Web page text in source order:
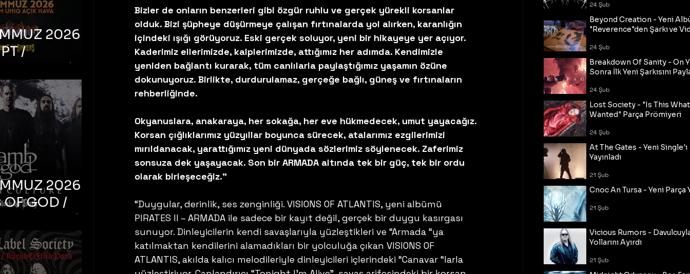
Bizler de onların benzerleri gibi özgür ruhlu ve gerçek yürekli korsanlar
olduk. Bizi şüpheye düşürmeye çalışan fırtınalarda yol alırken, karanlığın
içindeki ışığı görüyoruz. Eski gerçek soluyor, yeni bir hikayeye yer açıyor.
Kaderimiz ellerimizde, kalplerimizde, attığımız her adımda. Kendimizle
yeniden bağlantı kurarak, tüm canlılarla paylaştığımız yaşamın özüne
dokunuyoruz. Birlikte, durdurulamaz, gerçeğe bağlı, güneş ve fırtınaların
rehberliğinde.
Okyanuslara, anakaraya, her sokağa, her eve hükmedecek, umut yayacağız.
Korsan çığlıklarımız yüzyıllar boyunca sürecek, atalarımız ezgilerimizi
mırıldanacak, yarattığımız yeni dünyada sözlerimiz söylenecek. Zaferimiz
sonsuza dek yaşayacak. Son bir ARMADA altında tek bir güç, tek bir ordu
olarak birleşeceğiz.”
“Duygular, derinlik, ses zenginliği. VISIONS OF ATLANTIS, yeni albümü
PIRATES II – ARMADA ile sadece bir kayıt değil, gerçek bir duygu kasırgası
sunuyor. Dinleyicilerin kendi savaşlarıyla yüzleştikleri ve “Armada “ya
katılmaktan kendilerini alamadıkları bir yolculuğa çıkan VISIONS OF
ATLANTIS, akılda kalıcı melodileriyle dinleyicileri içlerindeki “Canavar “larla
2026 –
/
/
‘N’
– İstanbul,
Uniq
2026 –
OF GOD /
CULTURE /
TOOTH –
Bonus
24 Şub
Beyond Creation - Yeni
"Reverence"den Şarkı ve
24 Şub
Breakdown Of Sanity - On
Sonra İlk Yeni Şarkısını
24 Şub
Lost Society - "Is This
Wanted" Parça Prömiyeri
24 Şub
At The Gates - Yeni Single'ı
Yayınladı
21 Şub
Cnoc An Tursa - Yeni Parça
21 Şub
Vicious Rumors -
Yollarını Ayırdı
21 Şub